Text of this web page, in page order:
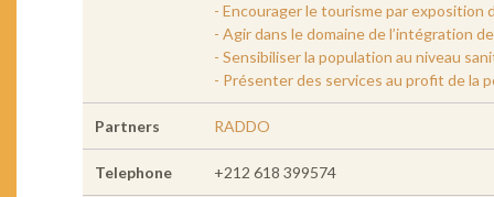
- Encourager le tourisme par exposition
- Agir dans le domaine de l’intégration
- Sensibiliser la population au niveau
- Présenter des services au profit de la
Partners RADDO
Telephone +212 618 399574